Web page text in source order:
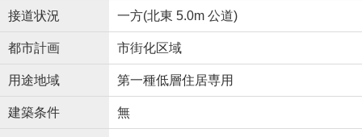
接道状況 一方(北東 5.0m 公道)
都市計画 市街化区域
用途地域 第一種低層住居専用
建築条件 無